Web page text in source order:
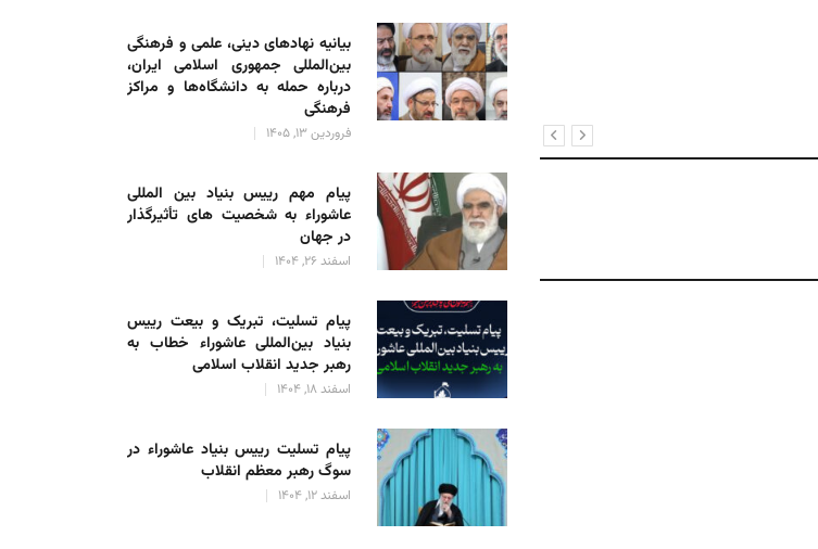
بیانیه نهادهای دینی، علمی و فرهنگی
بین‌المللی جمهوری اسلامی ایران،
درباره حمله به دانشگاه‌ها و مراکز
فرهنگی
فروردین 13, 1405
پیام مهم رییس بنیاد بین المللی
عاشوراء به شخصیت های تأثیرگذار
در جهان
اسفند 26, 1404
پیام تسلیت، تبریک و بیعت رییس
بنیاد بین‌المللی عاشوراء خطاب به
رهبر جدید انقلاب اسلامی
اسفند 18, 1404
پیام تسلیت رییس بنیاد عاشوراء در
سوگ رهبر معظم انقلاب
اسفند 12, 1404